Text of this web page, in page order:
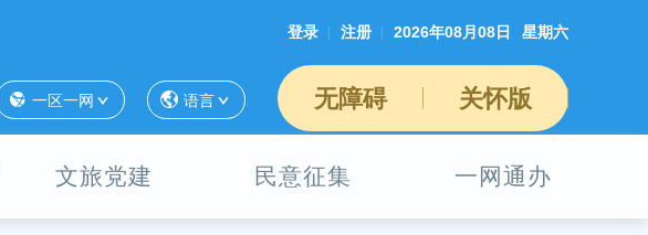
登录 注册 2026年08月08日 星期六
无障碍 关怀版
一区一网 语言
文旅党建 民意征集 一网通办